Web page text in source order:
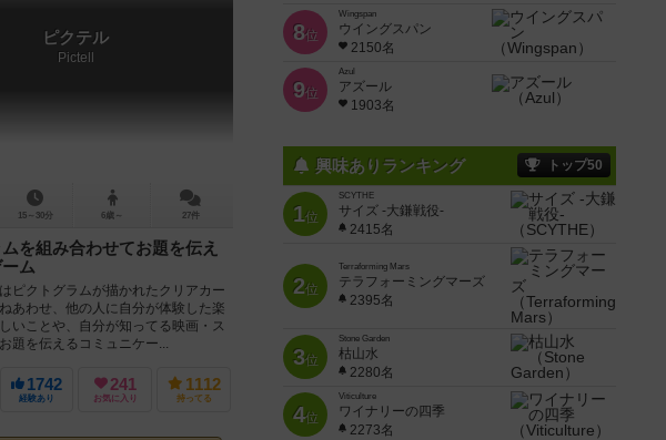
ピクテル
Pictell
15～30分 6歳～ 27件
を組み合わせてお題を伝え
ム
はピクトグラムが描かれたクリアカー
あわせ、他の人に自分が体験した楽
いことや、自分が知ってる映画・ス
題を伝えるコミュニケー...
1742
経験あり
241
お気に入り
1112
持ってる
8位
Wingspan
ウイングスパン
2150名
9位
Azul
アズール
1903名
興味ありランキング トップ50
1位
SCYTHE
サイズ -大鎌戦役-
2415名
2位
Terraforming Mars
テラフォーミングマーズ
2395名
3位
Stone Garden
枯山水
2280名
4位
Viticulture
ワイナリーの四季
2273名